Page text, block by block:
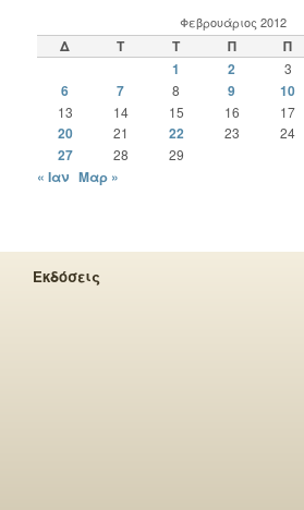
Φεβρουάριος 2012
Δ Τ Τ Π Π
1
2 3
6
7 8 9 10
13 14 15 16 17
20 21 22 23 24
27 28 29
« Ιαν Μαρ »
Εκδόσεις